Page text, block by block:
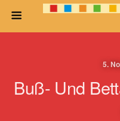
5.
Buß- Und